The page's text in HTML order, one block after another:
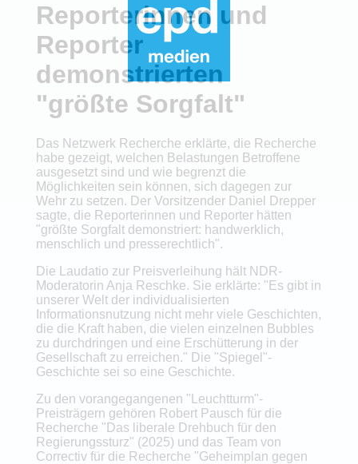
Reporterinnen und
Reporter
demonstrierten
"größte Sorgfalt"
Das Netzwerk Recherche erklärte, die Recherche
habe gezeigt, welchen Belastungen Betroffene
ausgesetzt sind und wie begrenzt die
Möglichkeiten sein können, sich dagegen zur
Wehr zu setzen. Der Vorsitzender Daniel Drepper
sagte, die Reporterinnen und Reporter hätten
"größte Sorgfalt demonstriert: handwerklich,
menschlich und presserechtlich".
Die Laudatio zur Preisverleihung hält NDR-
Moderatorin Anja Reschke. Sie erklärte: "Es gibt in
unserer Welt der individualisierten
Informationsnutzung nicht mehr viele Geschichten,
die die Kraft haben, die vielen einzelnen Bubbles
zu durchdringen und eine Erschütterung in der
Gesellschaft zu erreichen." Die "Spiegel"-
Geschichte sei so eine Geschichte.
Zu den vorangegangenen "Leuchtturm"-
Preisträgern gehören Robert Pausch für die
Recherche "Das liberale Drehbuch für den
Regierungssturz" (2025) und das Team von
Correctiv für die Recherche "Geheimplan gegen